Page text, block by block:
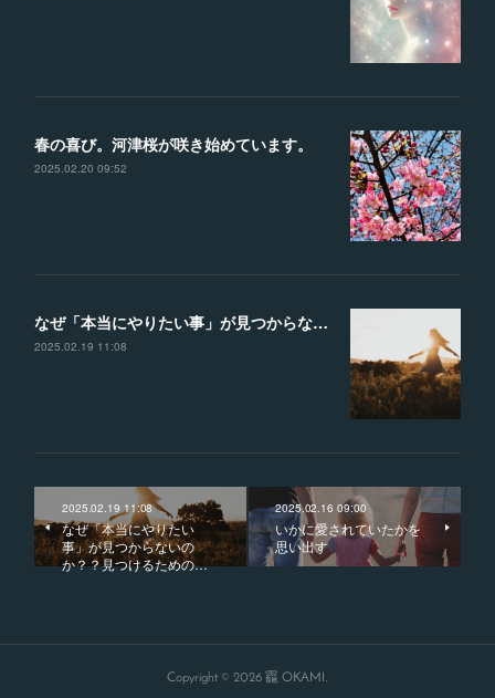
春の喜び。河津桜が咲き始めています。
2025.02.20 09:52
なぜ「本当にやりたい事」が見つからないのか？？見つけるための４つのヒント
2025.02.19 11:08
2025.02.19 11:08
なぜ「本当にやりたい
事」が見つからないの
か？？見つけるための…
2025.02.16 09:00
いかに愛されていたかを
思い出す
Copyright © 2026 龗 OKAMI .